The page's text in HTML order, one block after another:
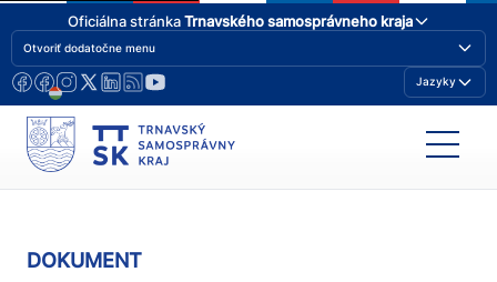
Oficiálna stránkaTrnavského samosprávneho kraja
Otvoriť dodatočne menu
Jazyky
DOKUMENT